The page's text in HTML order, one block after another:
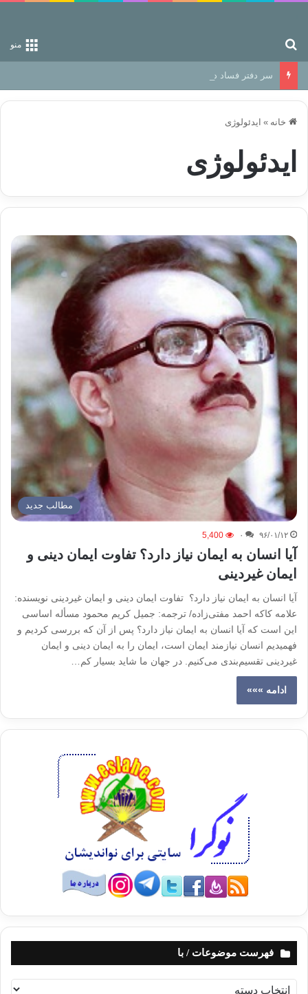
منو
سر دفتر فساد در زمین‌، دوری وکناره‌گیری از راه خداست‌!
خانه » ایدئولوژی
ایدئولوژی
مطالب جدید
۹۶/۰۱/۱۲ ۰ 5,400
آیا انسان به ایمان نیاز دارد؟ تفاوت ایمان دینی و
ایمان غیردینی
آیا انسان به ایمان نیاز دارد؟ تفاوت ایمان دینی و ایمان غیردینی نویسنده:
علامه کاکه احمد مفتی‌زاده/ ترجمه: جمیل کریم محمود مسأله اساسی
این است که آیا انسان به ایمان نیاز دارد؟ پس از آن که بررسی کردیم و
فهمیدیم انسان نیازمند ایمان است، ایمان را به ایمان دینی و ایمان
غیردینی تقسیم‌بندی می‌کنیم. در جهان ما شاید بسیار کم…
ادامه »»»
فهرست موضوعات / با